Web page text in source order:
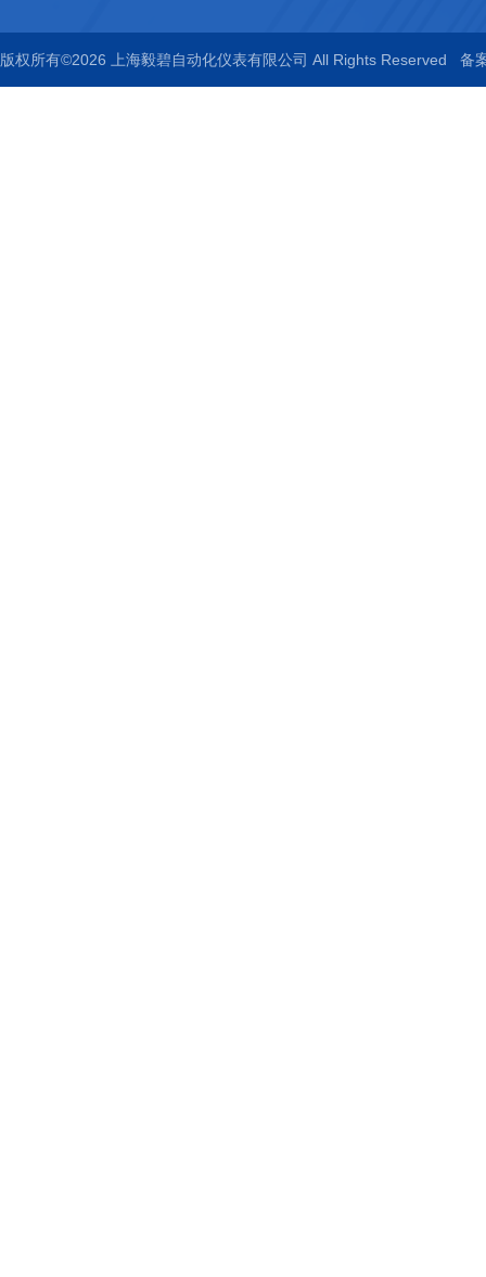
版权所有©2026 上海毅碧自动化仪表有限公司 All Rights Reserved 备